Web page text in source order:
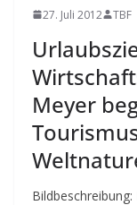
27. Juli 2012 TBF
Meyer